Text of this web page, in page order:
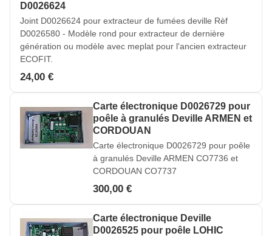
D0026624
Joint D0026624 pour extracteur de fumées deville Rèf
D0026580 - Modèle rond pour extracteur de dernière
génération ou modèle avec meplat pour l'ancien extracteur
ECOFIT.
24,00 €
Carte électronique D0026729 pour
poêle à granulés Deville ARMEN et
CORDOUAN
Carte électronique D0026729 pour poêle
à granulés Deville ARMEN CO7736 et
CORDOUAN CO7737
300,00 €
Carte électronique Deville
D0026525 pour poêle LOHIC